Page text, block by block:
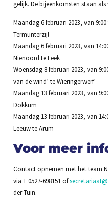
gelijk. De bijeenkomsten staan
Maandag 6 februari 2023, van
Termunterzijl
Maandag 6 februari 2023, van
Nienoord te Leek
Woensdag 8 februari 2023, van
van de wind’ te Wieringerwerf’
Maandag 13 februari 2023, van
Dokkum
Maandag 13 februari 2023, van
Leeuw te Arum
Voor meer
Contact opnemen met het team
via T 0527-698151 of
der Tuin.